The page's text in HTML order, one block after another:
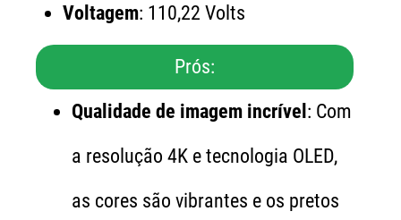
Voltagem: 110,22 Volts
Prós:
Qualidade de imagem incrível : Com
a resolução 4K e tecnologia OLED,
as cores são vibrantes e os pretos